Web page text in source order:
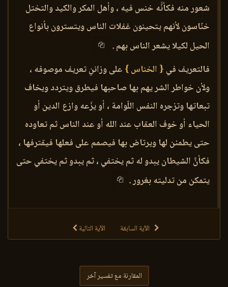
شعور منه فكأنَّه خنس فيه ، وأهل المكر والكيد والتختل
خنّاسون لأنهم يتحينون غفلات الناس ويتسترون بأنواع
الحيل لكيلا يشعر الناس بهم .
فالتعريف في { الخناس } على وزاننِ تعريف موصوفه ،
ولأن خواطر الشر يهم بها صاحبها فيطرق ويتردد ويخاف
تبعاتها وتزجره النفس اللّوامة ، أو يزَعه وازع الدين أو
الحياء أو خوف العقاب عند الله أو عند الناس ثم تعاوده
حتى يطمئن لها ويرتاض بها فيصمم على فعلها فيقترفها ،
فكأنَّ الشيطان يبدو له ثم يختفي ، ثم يبدو ثم يختفي حتى
يتمكن من تدليته بغرور .
الآية السابقة الآية التالية
المقارنة مع تفسير آخر